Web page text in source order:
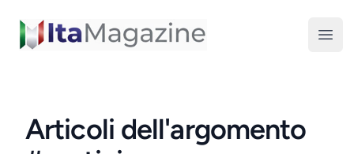
ItaMagazine
Articoli dell'argomento